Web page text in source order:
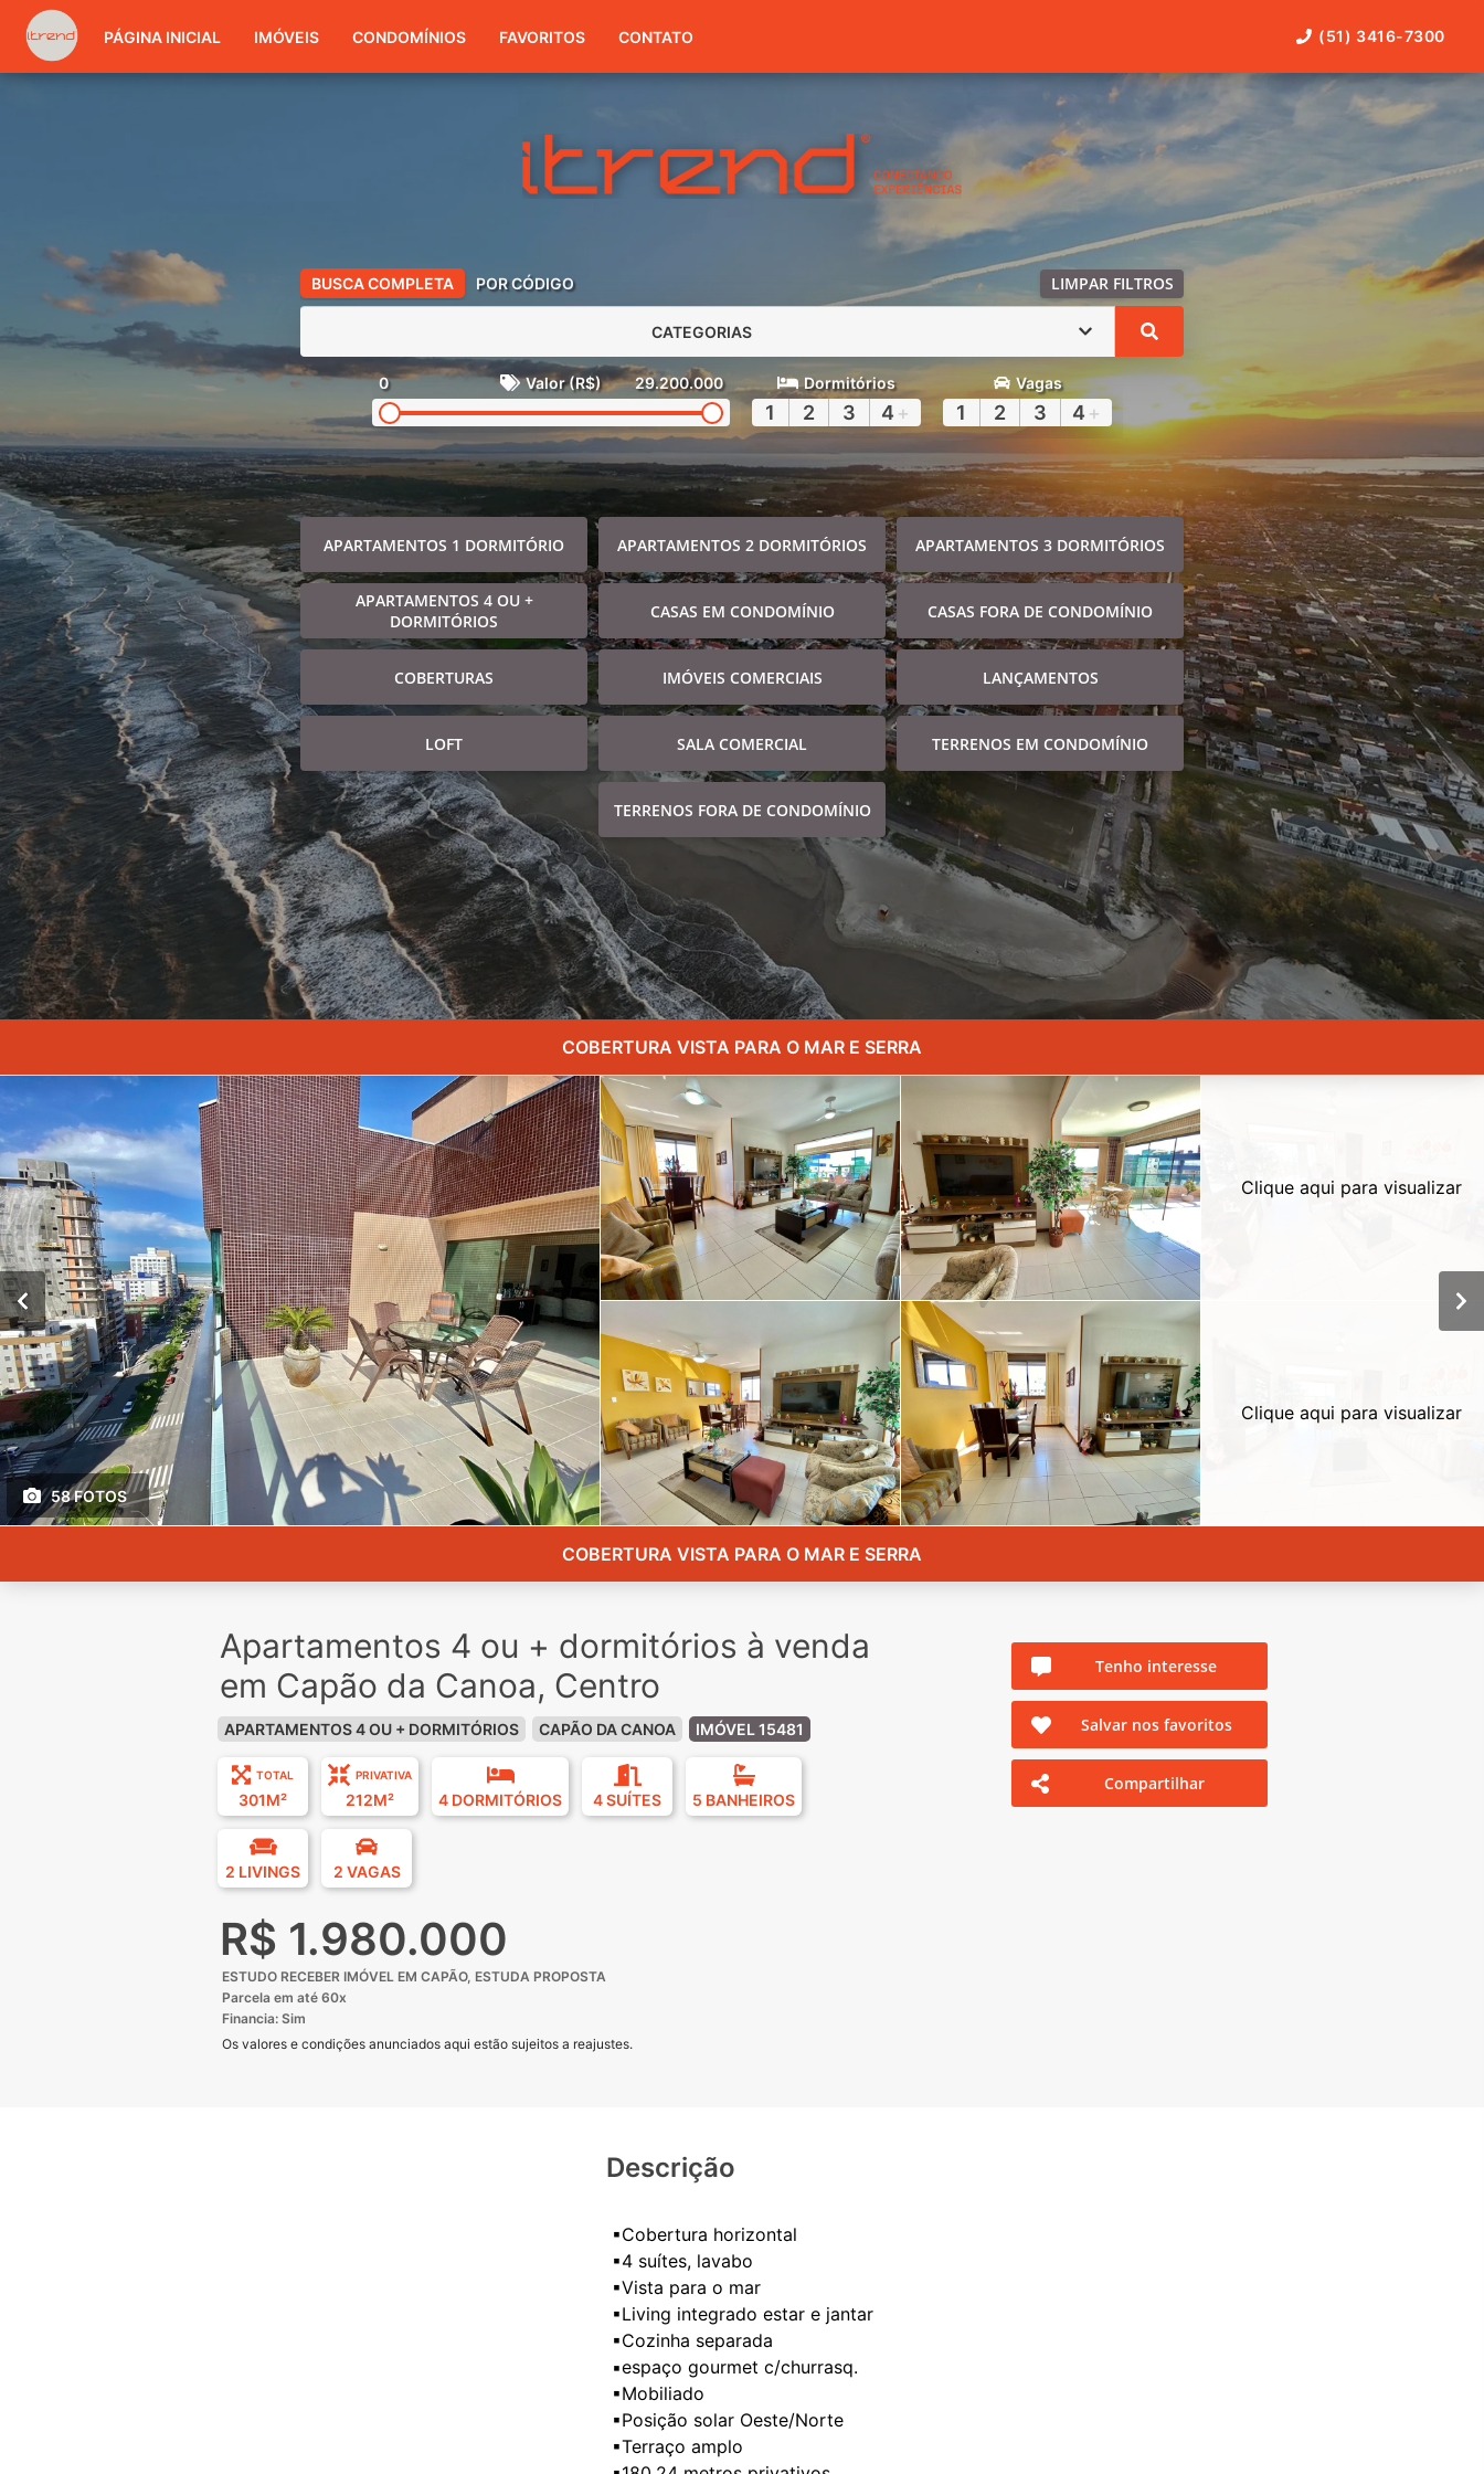
(51) 3416-7300
PÁGINA INICIAL IMÓVEIS CONDOMÍNIOS FAVORITOS CONTATO (51) 3416-7300
BUSCA COMPLETA POR CÓDIGO LIMPAR FILTROS
CATEGORIAS
0 Valor (R$) 29.200.000 Dormitórios
1 2 3 4 +
Vagas
1 2 3 4 +
APARTAMENTOS 1 DORMITÓRIO APARTAMENTOS 2 DORMITÓRIOS APARTAMENTOS 3 DORMITÓRIOS
APARTAMENTOS 4 OU +
DORMITÓRIOS
CASAS EM CONDOMÍNIO CASAS FORA DE CONDOMÍNIO
COBERTURAS IMÓVEIS COMERCIAIS LANÇAMENTOS
LOFT SALA COMERCIAL TERRENOS EM CONDOMÍNIO
TERRENOS FORA DE CONDOMÍNIO
COBERTURA VISTA PARA O MAR E SERRA
58 FOTOS
Clique aqui para visualizar
Clique aqui para visualizar
COBERTURA VISTA PARA O MAR E SERRA
Apartamentos 4 ou + dormitórios à venda
em Capão da Canoa, Centro
APARTAMENTOS 4 OU + DORMITÓRIOS CAPÃO DA CANOA IMÓVEL 15481
TOTAL
301M²
PRIVATIVA
212M² 4 DORMITÓRIOS 4 SUÍTES 5 BANHEIROS
2 LIVINGS 2 VAGAS
R$ 1.980.000
ESTUDO RECEBER IMÓVEL EM CAPÃO, ESTUDA PROPOSTA
Parcela em até 60x
Financia: Sim
Os valores e condições anunciados aqui estão sujeitos a reajustes.
Tenho interesse
Salvar nos favoritos
Compartilhar
Descrição
▪Cobertura horizontal
▪4 suítes, lavabo
▪Vista para o mar
▪Living integrado estar e jantar
▪Cozinha separada
▪espaço gourmet c/churrasq.
▪Mobiliado
▪Posição solar Oeste/Norte
▪Terraço amplo